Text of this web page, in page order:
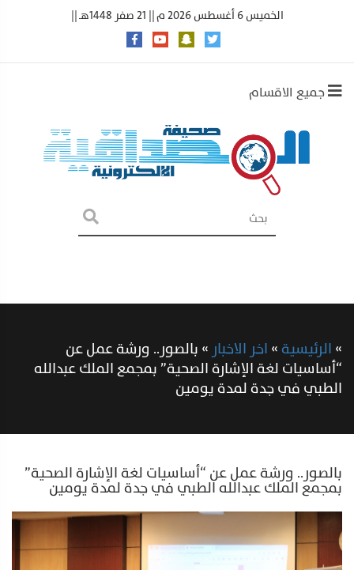
الخميس 6 أغسطس 2026 م || 21 صفر 1448هـ ||
جميع الاقسام
»الرئيسية»اخر الاخبار »بالصور.. ورشة عمل عن
“أساسيات لغة الإشارة الصحية” بمجمع الملك عبدالله
الطبي في جدة لمدة يومين
بالصور.. ورشة عمل عن “أساسيات لغة الإشارة الصحية”
بمجمع الملك عبدالله الطبي في جدة لمدة يومين